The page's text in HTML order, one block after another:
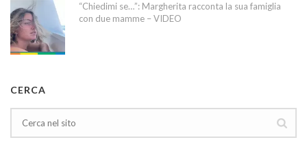
“Chiedimi se…”: Margherita racconta la sua famiglia
con due mamme – VIDEO
CERCA